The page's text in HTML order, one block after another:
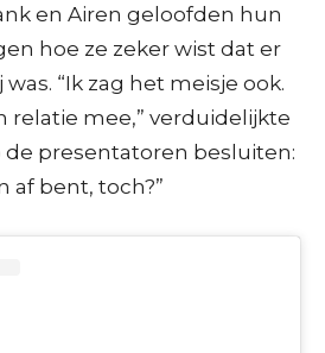
en Airen geloofden hun
hoe ze zeker wist dat er
“Ik zag het meisje ook.
relatie mee,” verduidelijkte
de presentatoren besluiten:
af bent, toch?”